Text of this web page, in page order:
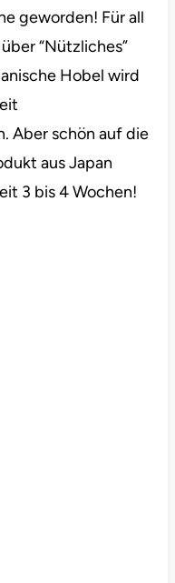
geworden! Für all
“Nützliches”
Hobel wird
Aber schön auf die
aus Japan
3 bis 4 Wochen!